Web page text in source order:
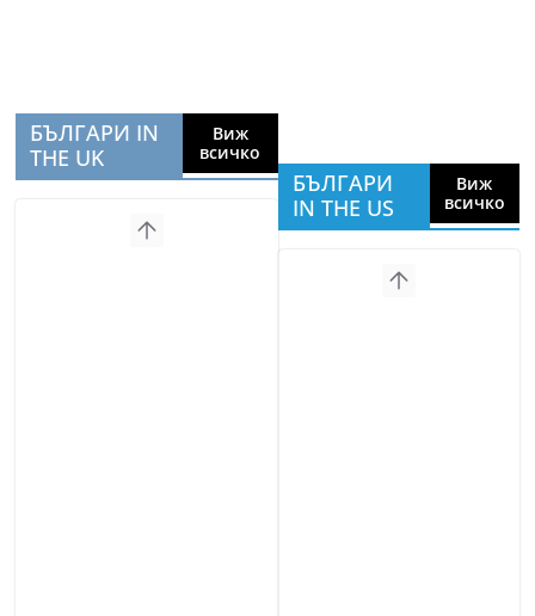
БЪЛГАРИ IN
THE UK
Виж
всичко
БЪЛГАРИ
IN THE US
Виж
всичко